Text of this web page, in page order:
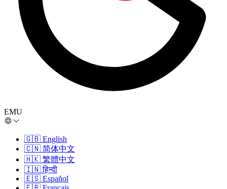
EMU
🇬🇧 English
🇨🇳 简体中文
🇭🇰 繁體中文
🇮🇳 हिन्दी
🇪🇸 Español